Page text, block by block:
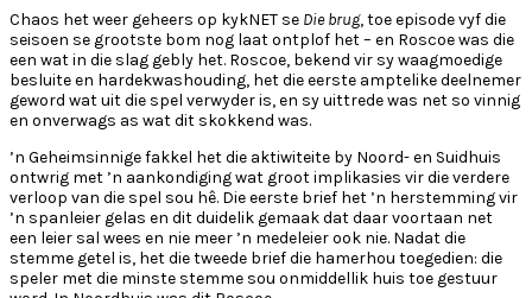
Chaos het weer geheers op kykNET se Die brug, toe episode vyf die
seisoen se grootste bom nog laat ontplof het – en Roscoe was die
een wat in die slag gebly het. Roscoe, bekend vir sy waagmoedige
besluite en hardekwashouding, het die eerste amptelike deelnemer
geword wat uit die spel verwyder is, en sy uittrede was net so vinnig
en onverwags as wat dit skokkend was.
’n Geheimsinnige fakkel het die aktiwiteite by Noord- en Suidhuis
ontwrig met ’n aankondiging wat groot implikasies vir die verdere
verloop van die spel sou hê. Die eerste brief het ’n herstemming vir
’n spanleier gelas en dit duidelik gemaak dat daar voortaan net
een leier sal wees en nie meer ’n medeleier ook nie. Nadat die
stemme getel is, het die tweede brief die hamerhou toegedien: die
speler met die minste stemme sou onmiddellik huis toe gestuur